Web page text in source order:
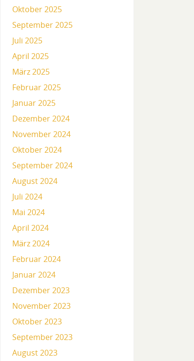
Oktober 2025
September 2025
Juli 2025
April 2025
März 2025
Februar 2025
Januar 2025
Dezember 2024
November 2024
Oktober 2024
September 2024
August 2024
Juli 2024
Mai 2024
April 2024
März 2024
Februar 2024
Januar 2024
Dezember 2023
November 2023
Oktober 2023
September 2023
August 2023